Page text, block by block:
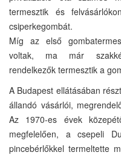
termesztik és
csiperkegombát.
Míg az első
voltak, ma már
rendelkezők termesztik a
A Budapest ellátásában
állandó vásárlói,
Az 1970-es évek
megfelelően, a csepeli
pincebérlőkkel termeltette